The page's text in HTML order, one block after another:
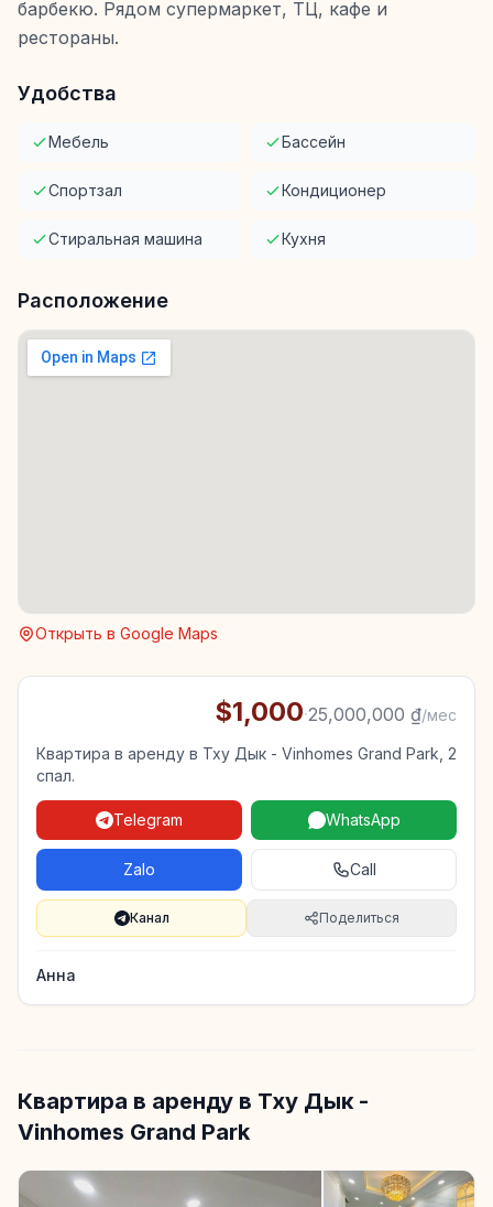
барбекю. Рядом супермаркет, ТЦ, кафе и
рестораны.
Удобства
Мебель Бассейн
Спортзал Кондиционер
Стиральная машина Кухня
Расположение
Открыть в Google Maps
$1,000·25,000,000 ₫/мес
Квартира в аренду в Тху Дык - Vinhomes Grand Park, 2
спал.
Telegram WhatsApp
Zalo Call
Канал Поделиться
Анна
Квартира в аренду в Тху Дык -
Vinhomes Grand Park